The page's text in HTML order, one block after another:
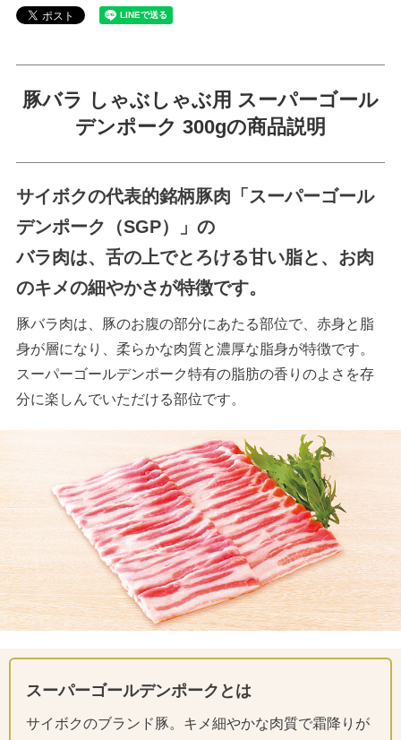
豚バラ しゃぶしゃぶ用 スーパーゴール
デンポーク 300gの商品説明
サイボクの代表的銘柄豚肉「スーパーゴール
デンポーク（SGP）」の
バラ肉は、舌の上でとろける甘い脂と、お肉
のキメの細やかさが特徴です。
豚バラ肉は、豚のお腹の部分にあたる部位で、赤身と脂
身が層になり、柔らかな肉質と濃厚な脂身が特徴です。
スーパーゴールデンポーク特有の脂肪の香りのよさを存
分に楽しんでいただける部位です。
スーパーゴールデンポークとは
サイボクのブランド豚。キメ細やかな肉質で霜降りが